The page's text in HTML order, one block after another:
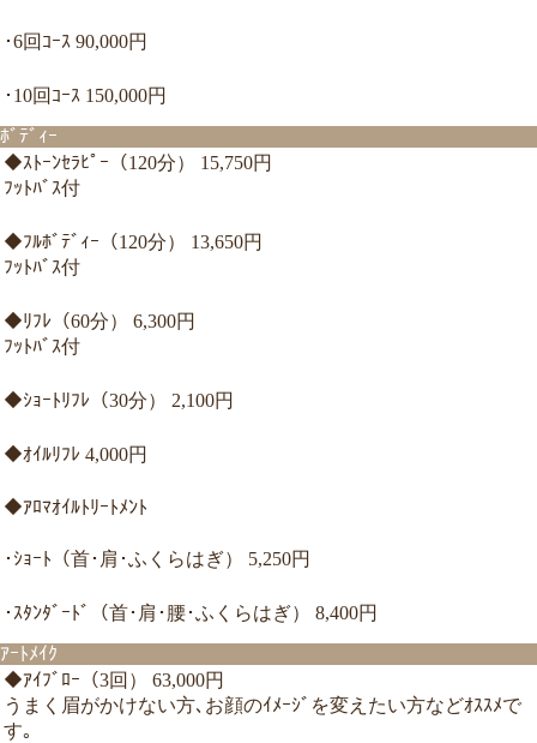
･6回ｺｰｽ 90,000円
･10回ｺｰｽ 150,000円
ﾎﾞﾃﾞｨｰ
◆ｽﾄｰﾝｾﾗﾋﾟｰ（120分） 15,750円
ﾌｯﾄﾊﾞｽ付
◆ﾌﾙﾎﾞﾃﾞｨｰ（120分） 13,650円
ﾌｯﾄﾊﾞｽ付
◆ﾘﾌﾚ（60分） 6,300円
ﾌｯﾄﾊﾞｽ付
◆ｼｮｰﾄﾘﾌﾚ（30分） 2,100円
◆ｵｲﾙﾘﾌﾚ 4,000円
◆ｱﾛﾏｵｲﾙﾄﾘｰﾄﾒﾝﾄ
･ｼｮｰﾄ（首･肩･ふくらはぎ） 5,250円
･ｽﾀﾝﾀﾞｰﾄﾞ（首･肩･腰･ふくらはぎ） 8,400円
ｱｰﾄﾒｲｸ
◆ｱｲﾌﾞﾛｰ（3回） 63,000円
うまく眉がかけない方､お顔のｲﾒｰｼﾞを変えたい方などｵｽｽﾒで
す｡